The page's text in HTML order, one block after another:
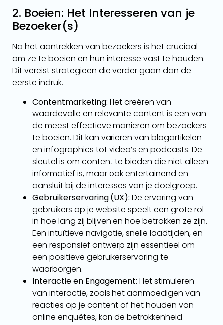
2. Boeien: Het Interesseren van je
Bezoeker(s)
Na het aantrekken van bezoekers is het cruciaal
om ze te boeien en hun interesse vast te houden.
Dit vereist strategieën die verder gaan dan de
eerste indruk.
Contentmarketing: Het creëren van
waardevolle en relevante content is een van
de meest effectieve manieren om bezoekers
te boeien. Dit kan variëren van blogartikelen
en infographics tot video’s en podcasts. De
sleutel is om content te bieden die niet alleen
informatief is, maar ook entertainend en
aansluit bij de interesses van je doelgroep.
Gebruikerservaring (UX): De ervaring van
gebruikers op je website speelt een grote rol
in hoe lang zij blijven en hoe betrokken ze zijn.
Een intuïtieve navigatie, snelle laadtijden, en
een responsief ontwerp zijn essentieel om
een positieve gebruikerservaring te
waarborgen.
Interactie en Engagement: Het stimuleren
van interactie, zoals het aanmoedigen van
reacties op je content of het houden van
online enquêtes, kan de betrokkenheid